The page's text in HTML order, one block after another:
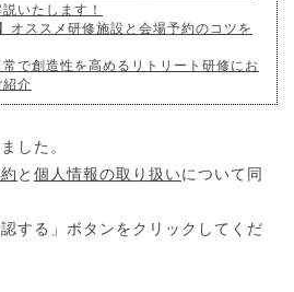
いたします！
オススメ研修施設と会場予約のコツを
で創造性を高めるリトリート研修にお
介
した。
と 個人情報の取り扱いについて同
する」ボタンをクリックしてくだ